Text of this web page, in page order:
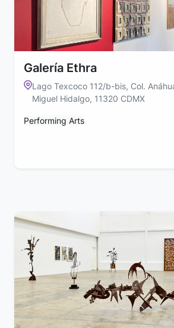
Galería Ethra
Lago Texcoco 112/b-bis, Col.
Miguel Hidalgo, 11320 CDMX
Performing Arts